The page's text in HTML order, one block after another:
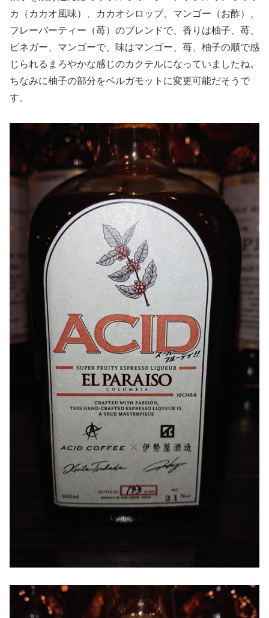
カ（カカオ風味）、カカオシロップ、マンゴー（お酢）、
フレーバーティー（苺）のブレンドで、香りは柚子、苺、
ビネガー、マンゴーで、味はマンゴー、苺、柚子の順で感
じられるまろやかな感じのカクテルになっていましたね。
ちなみに柚子の部分をベルガモットに変更可能だそうで
す。